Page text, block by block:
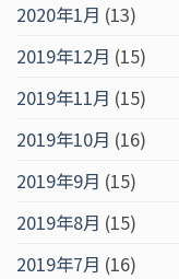
2020年1月 (13)
2019年12月 (15)
2019年11月 (15)
2019年10月 (16)
2019年9月 (15)
2019年8月 (15)
2019年7月 (16)